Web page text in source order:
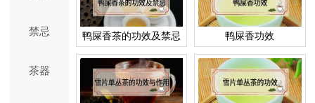
禁忌
茶器
鸭屎香茶的功效及禁忌 鸭屎香功效